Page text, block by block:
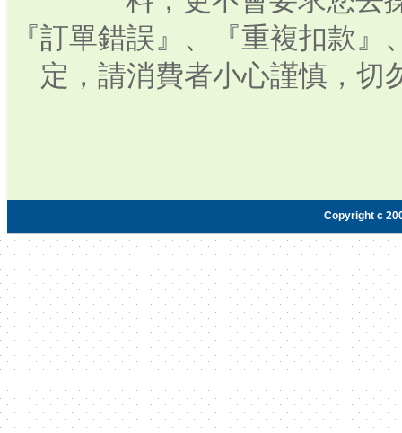
『訂單錯誤』、『重複扣款
定，請消費者小心謹慎，切
Copyright c